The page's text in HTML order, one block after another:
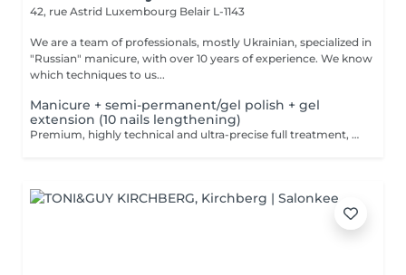
42, rue Astrid Luxembourg Belair L-1143
We are a team of professionals, mostly Ukrainian, specialized in
"Russian" manicure, with over 10 years of experience. We know
which techniques to us...
Manicure + semi-permanent/gel polish + gel
extension (10 nails lengthening)
Premium, highly technical and ultra-precise full treatment, performed mainly with an e-file to achieve a perfectly clean nail contour and apply the polish as close as possible, even slightly under the cuticle. This technique helps visually delay the regrowth by around 10 days. Visual result: -Extremely well-groomed nails, clean contours, flawless shape -Instagram / photo studio effect: neat, precise, with no visible dry skin During this service, we will also increase the length of your nails using a specialized gel material, ensuring a naturally beautiful result. This 'EXTENSION' has to be done just once, after which subsequent appointments will be designated as 'Manicure + semi-permanent/gel polish + gel reinforcement (long or fragile nails)'. We also include a gel reinforcement, as a perfect solution for flawless and long-lasting nails: -The average durability is 4 weeks!! Service content: -Removal of old semi-permanent and/or gel polish (if needed, already include in this price/service) -Very meticulous preparation of the nail plate -Removal of dead skin -Shape and file nails -Gentle cuticle care -Gel nail extension -Gel reinforcement -Correction of the nail shape -Application of semi-permanent nail polish -Application of cuticle oil and hand cream Optional : -EXTENSION longest than 4th size -> +20€ (if so please book "WITH complex design") -Price per nail for nail art on up to 5 nails (if so please book "WITH simple design") +3€/nail -Price for simple design (French, Chrome, Baby Boomer, Cat Eyes, Stickers, Foil) 6-10 nails -> +20€ -Price for complex design (3D, Hand drawings, Stamping, French with Chrome, Baby Boomer with Chrome, French with Cat Eyes) 6-10 nails -> +30€